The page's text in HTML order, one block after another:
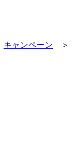
キャンペーン ＞